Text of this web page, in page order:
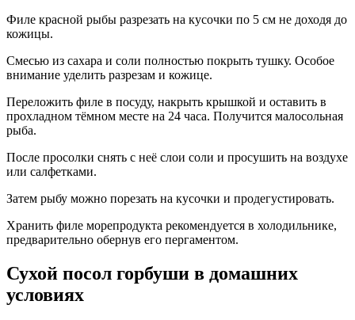
Филе красной рыбы разрезать на кусочки по 5 см не доходя до
кожицы.
Смесью из сахара и соли полностью покрыть тушку. Особое
внимание уделить разрезам и кожице.
Переложить филе в посуду, накрыть крышкой и оставить в
прохладном тёмном месте на 24 часа. Получится малосольная
рыба.
После просолки снять с неё слои соли и просушить на воздухе
или салфетками.
Затем рыбу можно порезать на кусочки и продегустировать.
Хранить филе морепродукта рекомендуется в холодильнике,
предварительно обернув его пергаментом.
Сухой посол горбуши в домашних
условиях